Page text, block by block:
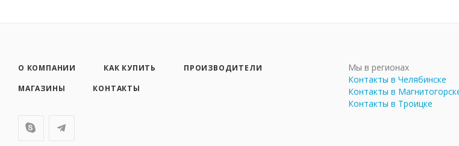
О КОМПАНИИ КАК КУПИТЬ
ПРОИЗВОДИТЕЛИ
МАГАЗИНЫ
КОНТАКТЫ
Мы в регионах
Контакты в Челябинске
Контакты в
Контакты в Троицке